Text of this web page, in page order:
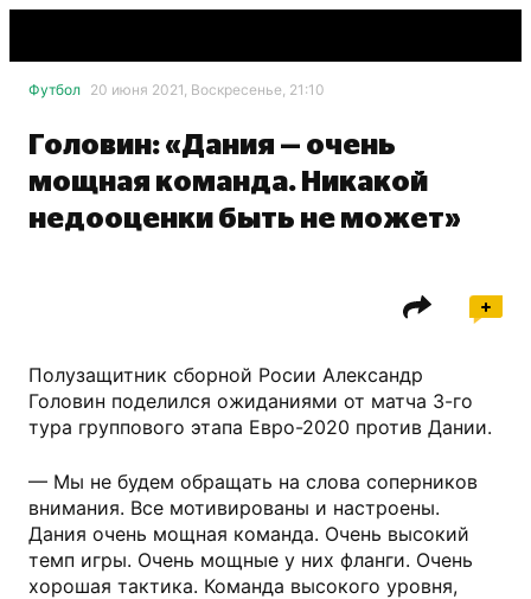
Футбол 20 июня 2021, Воскресенье, 21:10
Головин: «Дания — очень
мощная команда. Никакой
недооценки быть не может»
Полузащитник сборной Росии Александр
Головин поделился ожиданиями от матча 3-го
тура группового этапа Евро-2020 против Дании.
— Мы не будем обращать на слова соперников
внимания. Все мотивированы и настроены.
Дания очень мощная команда. Очень высокий
темп игры. Очень мощные у них фланги. Очень
хорошая тактика. Команда высокого уровня,